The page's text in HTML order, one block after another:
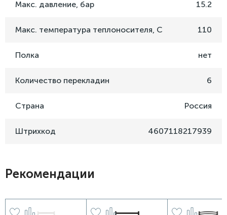
Макс. давление, бар 15.2
Макс. температура теплоносителя, C 110
Полка нет
Количество перекладин 6
Страна Россия
Штрихкод 4607118217939
Рекомендации